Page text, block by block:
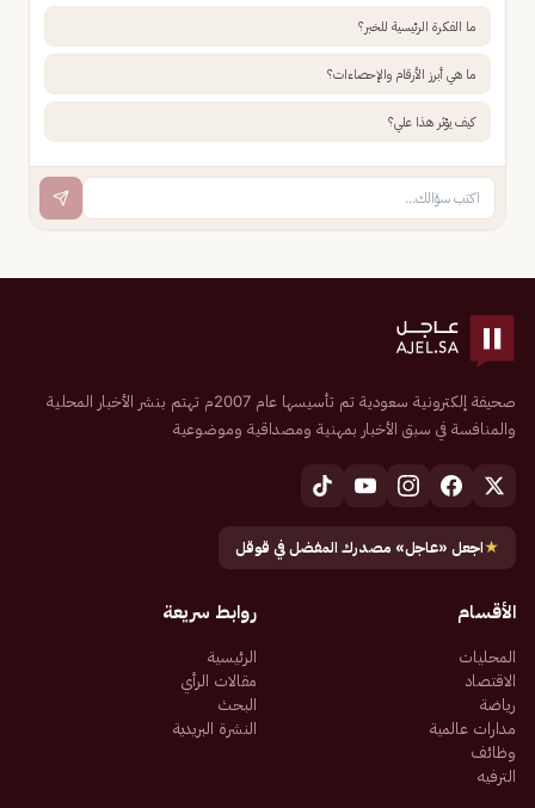
ما الفكرة الرئيسية للخبر؟
ما هي أبرز الأرقام والإحصاءات؟
كيف يؤثر هذا علي؟
صحيفة إلكترونية سعودية تم تأسيسها عام 2007م تهتم بنشر الأخبار المحلية
والمنافسة في سبق الأخبار بمهنية ومصداقية وموضوعية
★اجعل «عاجل» مصدرك المفضل في قوقل
الأقسام
المحليات
الاقتصاد
رياضة
مدارات عالمية
وظائف
الترفيه
روابط سريعة
الرئيسية
مقالات الرأي
البحث
النشرة البريدية